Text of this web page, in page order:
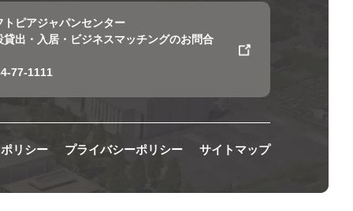
トピアジャパンセンター
貸出・入居・ビジネスマッチングのお問合
77-1111
リシー プライバシーポリシー サイトマップ